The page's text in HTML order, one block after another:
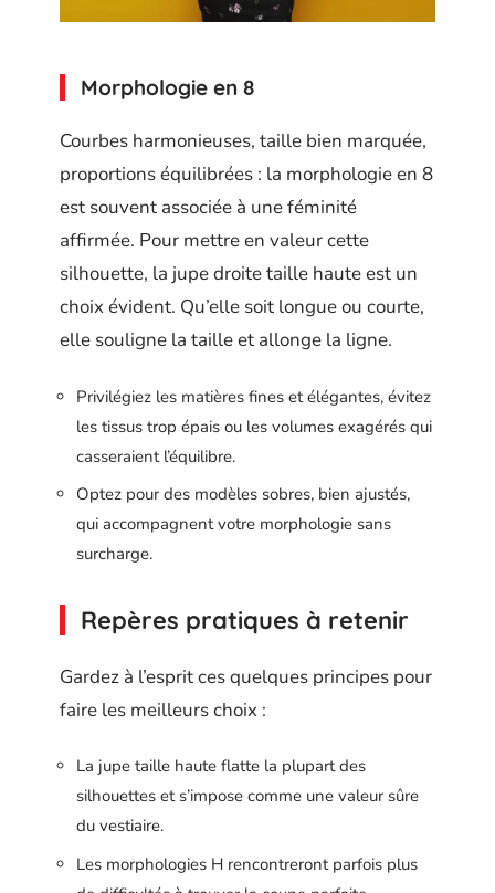
Morphologie en 8
Courbes harmonieuses, taille bien marquée,
proportions équilibrées : la morphologie en 8
est souvent associée à une féminité
affirmée. Pour mettre en valeur cette
silhouette, la jupe droite taille haute est un
choix évident. Qu’elle soit longue ou courte,
elle souligne la taille et allonge la ligne.
Privilégiez les matières fines et élégantes, évitez
les tissus trop épais ou les volumes exagérés qui
casseraient l’équilibre.
Optez pour des modèles sobres, bien ajustés,
qui accompagnent votre morphologie sans
surcharge.
Repères pratiques à retenir
Gardez à l’esprit ces quelques principes pour
faire les meilleurs choix :
La jupe taille haute flatte la plupart des
silhouettes et s’impose comme une valeur sûre
du vestiaire.
Les morphologies H rencontreront parfois plus